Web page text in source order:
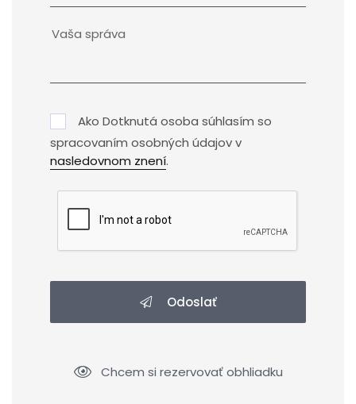
Ako Dotknutá osoba súhlasím so
spracovaním osobných údajov v
nasledovnom znení.
Odoslať
Chcem si rezervovať obhliadku